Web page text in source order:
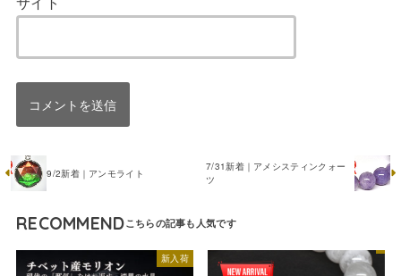
9/2新着｜アンモライト
7/31新着｜アメシスティンクォー
ツ
RECOMMEND
新入荷